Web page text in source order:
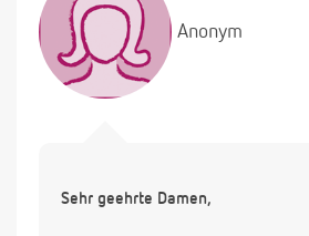
Anonym
Sehr geehrte Damen,